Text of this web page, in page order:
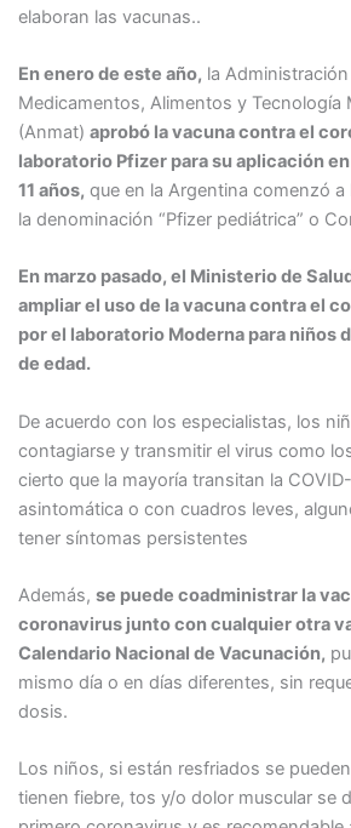
elaboran las vacunas..
En enero de este año, la
Medicamentos, Alimentos y Tecnología
(Anmat) aprobó la vacuna contra el
laboratorio Pfizer para su aplicación
11 años, que en la Argentina comenzó
la denominación “Pfizer pediátrica” o
En marzo pasado, el Ministerio de
ampliar el uso de la vacuna contra el
por el laboratorio Moderna para niños
de edad.
De acuerdo con los especialistas, los
contagiarse y transmitir el virus como
cierto que la mayoría transitan la
asintomática o con cuadros leves,
tener síntomas persistentes
Además, se puede coadministrar la
coronavirus junto con cualquier otra
Calendario Nacional de Vacunación,
mismo día o en días diferentes, sin
dosis.
Los niños, si están resfriados se
tienen fiebre, tos y/o dolor muscular se